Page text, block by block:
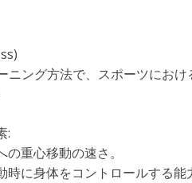
ニング方法で、スポーツにお
:
重心移動の速さ。
時に身体をコントロールする能